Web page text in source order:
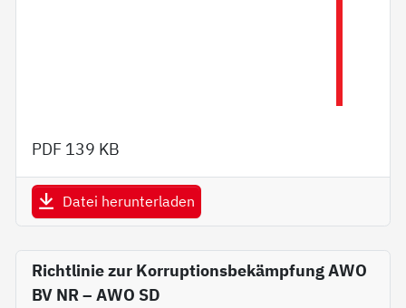
PDF 139 KB
Datei herunterladen
Richtlinie zur Korruptionsbekämpfung AWO
BV NR – AWO SD